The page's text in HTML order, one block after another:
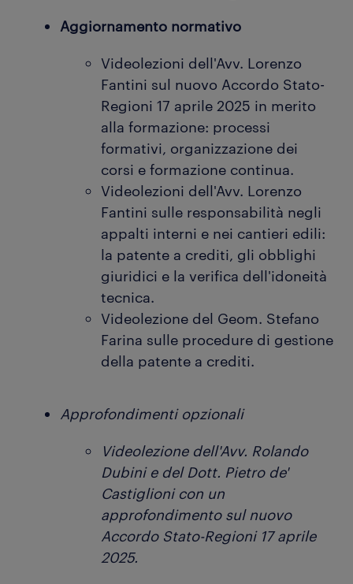
Aggiornamento normativo
Videolezioni dell'Avv. Lorenzo
Fantini sul nuovo Accordo Stato-
Regioni 17 aprile 2025 in merito
alla formazione: processi
formativi, organizzazione dei
corsi e formazione continua.
Videolezioni dell'Avv. Lorenzo
Fantini sulle responsabilità negli
appalti interni e nei cantieri edili:
la patente a crediti, gli obblighi
giuridici e la verifica dell'idoneità
tecnica.
Videolezione del Geom. Stefano
Farina sulle procedure di gestione
della patente a crediti.
Approfondimenti opzionali
Videolezione dell'Avv. Rolando
Dubini e del Dott. Pietro de'
Castiglioni con un
approfondimento sul nuovo
Accordo Stato-Regioni 17 aprile
2025.